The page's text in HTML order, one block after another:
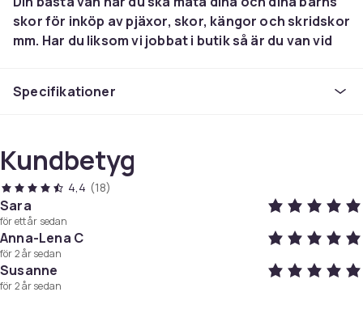
skor för inköp av pjäxor, skor, kängor och skridskor
mm. Har du liksom vi jobbat i butik så är du van vid
vi att det blir ett tillförlitligt mått med
Det här är en skomätare för professionell
användning i butik och för konsumenter i hemmet.
Med denna högkvalitativa skomätare får du ett
exakt innermått i millimeter på dina skor, skridskor,
kängor etc.
Specifikation:
Specifikationer
Kundbetyg
4,4 (18)
Sara
för ett år sedan
Anna-Lena C
för 2 år sedan
Susanne
för 2 år sedan